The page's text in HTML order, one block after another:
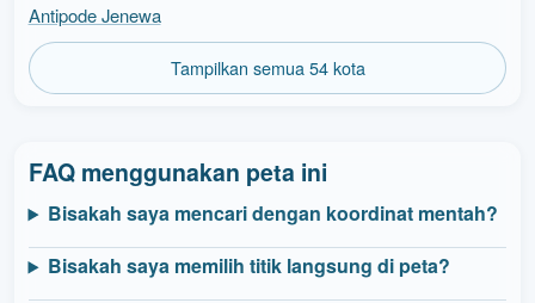
Antipode Jenewa
Tampilkan semua 54 kota
FAQ menggunakan peta ini
Bisakah saya mencari dengan koordinat mentah?
Bisakah saya memilih titik langsung di peta?